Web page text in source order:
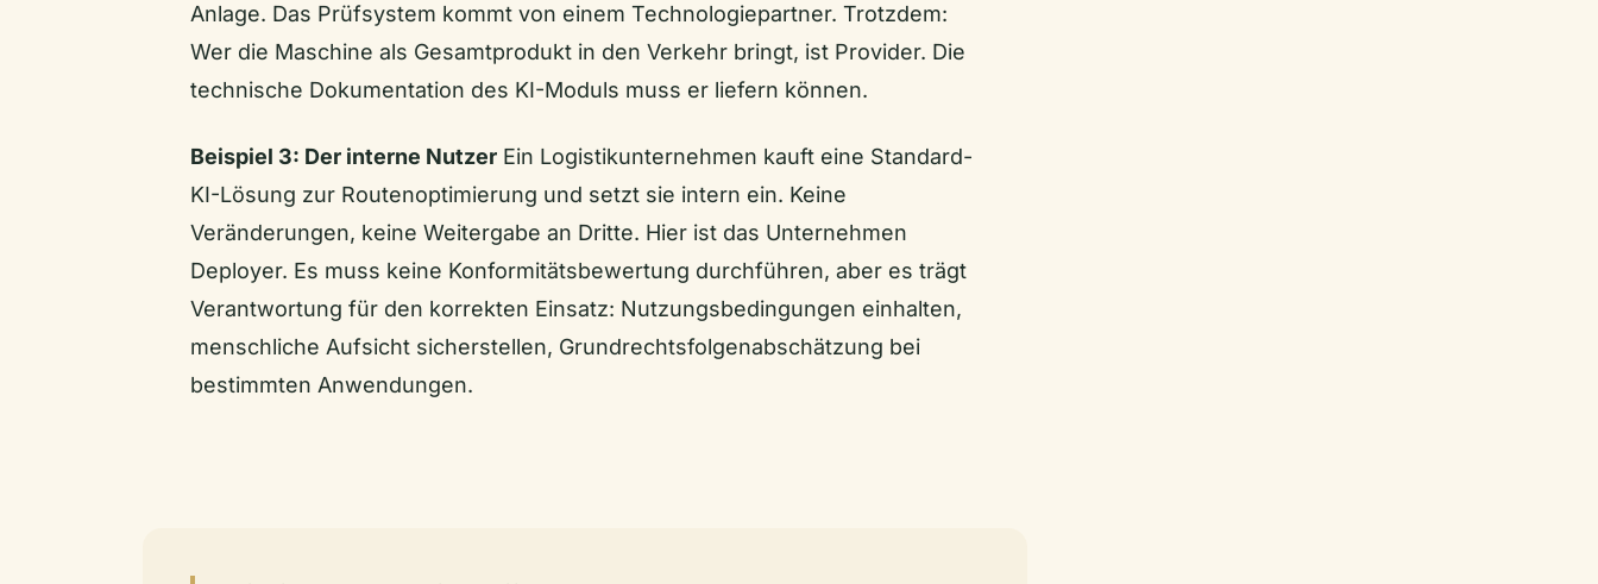
Anlage. Das Prüfsystem kommt von einem Technologiepartner. Trotzdem:
Wer die Maschine als Gesamtprodukt in den Verkehr bringt, ist Provider. Die
technische Dokumentation des KI-Moduls muss er liefern können.
Beispiel 3: Der interne Nutzer Ein Logistikunternehmen kauft eine Standard-
KI-Lösung zur Routenoptimierung und setzt sie intern ein. Keine
Veränderungen, keine Weitergabe an Dritte. Hier ist das Unternehmen
Deployer. Es muss keine Konformitätsbewertung durchführen, aber es trägt
Verantwortung für den korrekten Einsatz: Nutzungsbedingungen einhalten,
menschliche Aufsicht sicherstellen, Grundrechtsfolgenabschätzung bei
bestimmten Anwendungen.